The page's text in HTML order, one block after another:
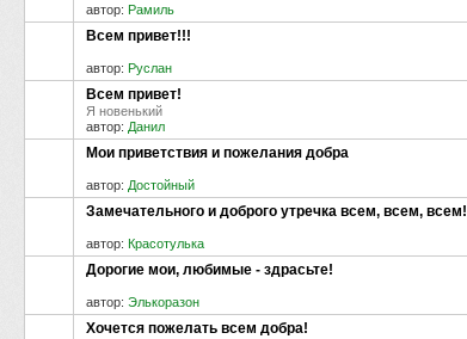
автор: Рамиль
Всем привет!!!
автор: Руслан
Всем привет!
Я новенький
автор: Данил
Мои приветствия и пожелания добра
автор: Достойный
Замечательного и доброго утречка всем, всем, всем!
автор: Красотулька
Дорогие мои, любимые - здрасьте!
автор: Элькоразон
Хочется пожелать всем добра!